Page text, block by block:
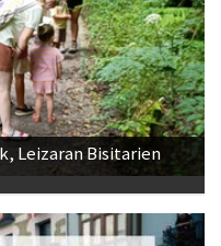
Leizaran Bisitarien